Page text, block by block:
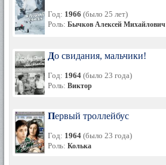
Год: 1966 (было 25 лет)
Роль: Бычков Алексей Михайлович
До свидания, мальчики!
Год: 1964 (было 23 года)
Роль: Виктор
Первый троллейбус
Год: 1964 (было 23 года)
Роль: Колька